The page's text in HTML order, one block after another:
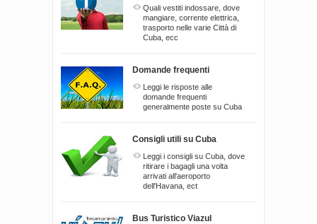
Quali vestiti indossare, dove
mangiare, corrente elettrica,
trasporto nelle varie Città di
Cuba, ecc
Domande frequenti
Leggi le risposte alle
domande frequenti
generalmente poste su Cuba
Consigli utili su Cuba
Leggi i consigli su Cuba, dove
ritirare i bagagli una volta
arrivati all'aeroporto
dell'Havana, ect
Bus Turistico Viazul